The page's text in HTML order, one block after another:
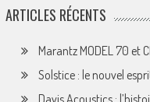
ARTICLES RÉCENTS
Marantz MODEL 70 et
Solstice : le nouvel